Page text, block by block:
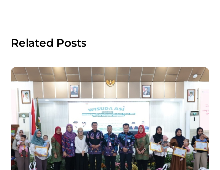
Related Posts